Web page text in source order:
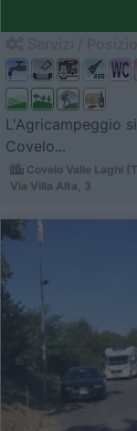
L'Agricampeggio
Covelo...
Covelo Valle Laghi
Via Villa Alta, 3